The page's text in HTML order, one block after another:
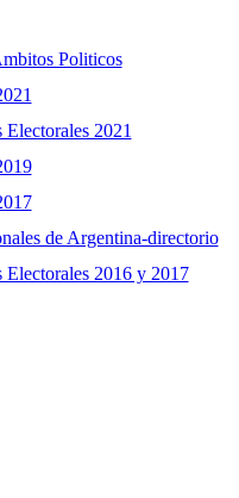
Politicos
2021
de Argentina-directorio
2016 y 2017